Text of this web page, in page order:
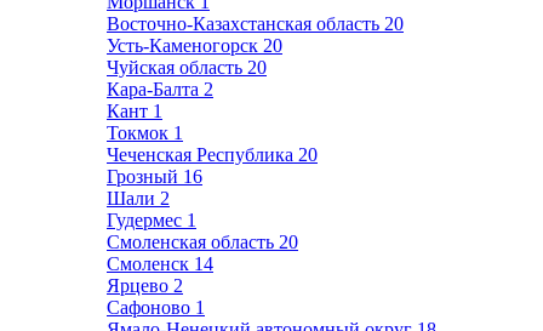
Восточно-Казахстанская область 20
Усть-Каменогорск 20
Чуйская область 20
Кара-Балта 2
Кант 1
Токмок 1
Чеченская Республика 20
Грозный 16
Шали 2
Гудермес 1
Смоленская область 20
Смоленск 14
Ярцево 2
Сафоново 1